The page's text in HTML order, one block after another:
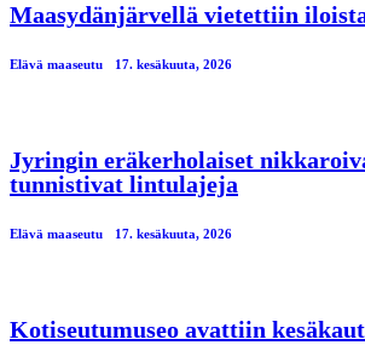
Maasydänjärvellä vietettiin
Elävä maaseutu 17. kesäkuuta, 2026
Jyringin eräkerholaiset
tunnistivat lintulajeja
Elävä maaseutu 17. kesäkuuta, 2026
Kotiseutumuseo avattiin